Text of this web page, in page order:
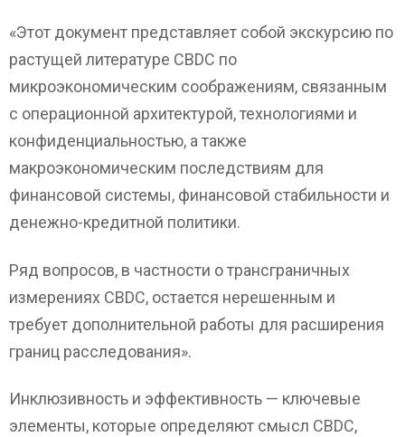
«Этот документ представляет собой экскурсию по
растущей литературе CBDC по
микроэкономическим соображениям, связанным
с операционной архитектурой, технологиями и
конфиденциальностью, а также
макроэкономическим последствиям для
финансовой системы, финансовой стабильности и
денежно-кредитной политики.
Ряд вопросов, в частности о трансграничных
измерениях CBDC, остается нерешенным и
требует дополнительной работы для расширения
границ расследования».
Инклюзивность и эффективность — ключевые
элементы, которые определяют смысл CBDC,